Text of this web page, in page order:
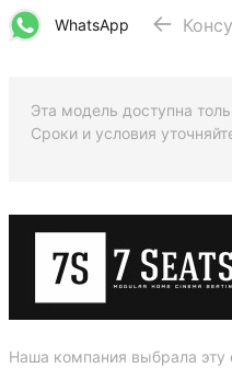
WhatsApp
Эта модель доступна
Сроки и условия
Наша компания выбрала эту